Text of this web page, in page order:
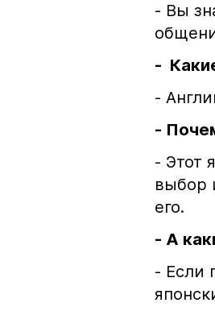
- Вы
-
-
-
- Этот
выбор
его.
- А
- Если